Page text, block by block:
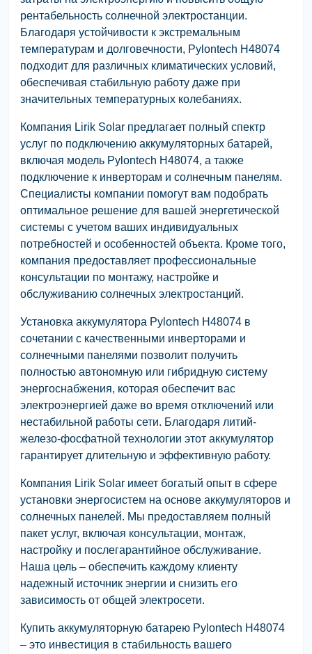
рентабельность солнечной электростанции.
Благодаря устойчивости к экстремальным
температурам и долговечности, Pylontech H48074
подходит для различных климатических условий,
обеспечивая стабильную работу даже при
значительных температурных колебаниях.
Компания Lirik Solar предлагает полный спектр
услуг по подключению аккумуляторных батарей,
включая модель Pylontech H48074, а также
подключение к инверторам и солнечным панелям.
Специалисты компании помогут вам подобрать
оптимальное решение для вашей энергетической
системы с учетом ваших индивидуальных
потребностей и особенностей объекта. Кроме того,
компания предоставляет профессиональные
консультации по монтажу, настройке и
обслуживанию солнечных электростанций.
Установка аккумулятора Pylontech H48074 в
сочетании с качественными инверторами и
солнечными панелями позволит получить
полностью автономную или гибридную систему
энергоснабжения, которая обеспечит вас
электроэнергией даже во время отключений или
нестабильной работы сети. Благодаря литий-
железо-фосфатной технологии этот аккумулятор
гарантирует длительную и эффективную работу.
Компания Lirik Solar имеет богатый опыт в сфере
установки энергосистем на основе аккумуляторов и
солнечных панелей. Мы предоставляем полный
пакет услуг, включая консультации, монтаж,
настройку и послегарантийное обслуживание.
Наша цель – обеспечить каждому клиенту
надежный источник энергии и снизить его
зависимость от общей электросети.
Купить аккумуляторную батарею Pylontech H48074
– это инвестиция в стабильность вашего